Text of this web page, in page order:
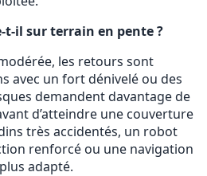
t-il sur terrain en pente ?
les retours sont
avec un fort dénivelé ou des
demandent davantage de
d’atteindre une couverture
très accidentés, un robot
renforcé ou une navigation
adapté.